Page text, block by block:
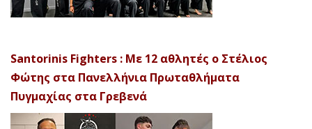
Santorinis Fighters : Με 12 αθλητές ο Στέλιος
Φώτης στα Πανελλήνια Πρωταθλήματα
Πυγμαχίας στα Γρεβενά